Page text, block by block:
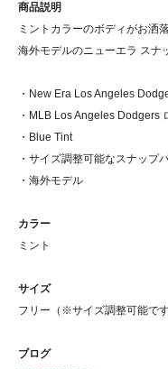
商品説明
ミントカラーのボディがお洒
海外モデルのニューエラ スナ
・New Era Los Angeles
・MLB Los Angeles Dodgers
・Blue Tint
・サイズ調整可能なスナップ
・海外モデル
カラー
ミント
サイズ
フリー（※サイズ調整可能です
ブログ